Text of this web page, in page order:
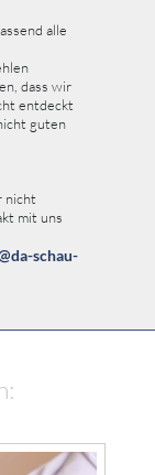
alle
dass wir
entdeckt
guten
nicht
mit uns
schau-